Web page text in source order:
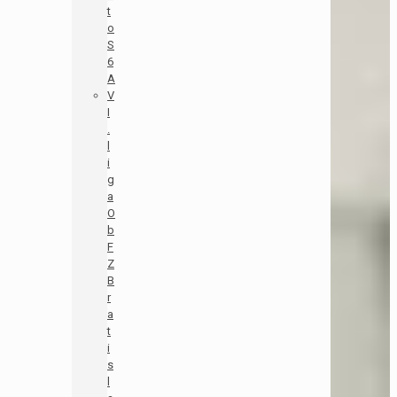
t
o
S
6
A
V
I
.
i
g
a
O
b
F
Z
B
r
a
t
i
s